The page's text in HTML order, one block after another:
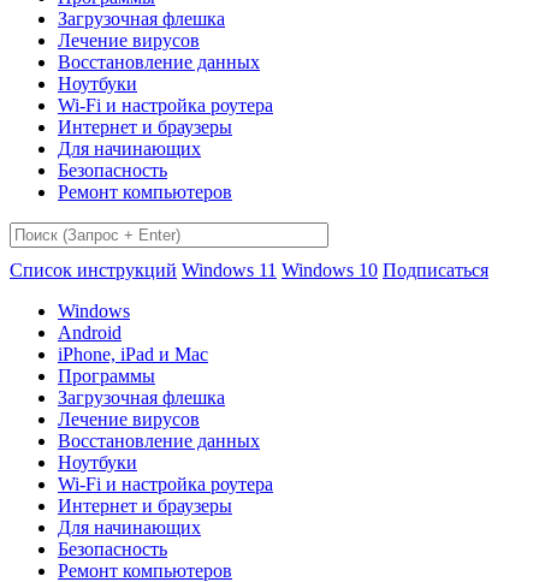
Загрузочная флешка
Лечение вирусов
Восстановление данных
Ноутбуки
Wi-Fi и настройка роутера
Интернет и браузеры
Для начинающих
Безопасность
Ремонт компьютеров
Список инструкций Windows 11 Windows 10 Подписаться
Windows
Android
iPhone, iPad и Mac
Программы
Загрузочная флешка
Лечение вирусов
Восстановление данных
Ноутбуки
Wi-Fi и настройка роутера
Интернет и браузеры
Для начинающих
Безопасность
Ремонт компьютеров